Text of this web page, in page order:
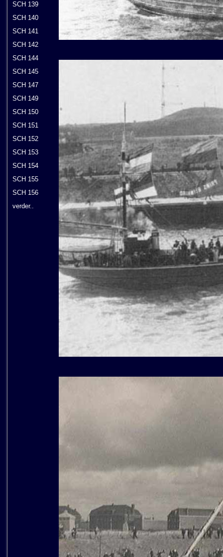
SCH 139
SCH 140
SCH 141
SCH 142
SCH 144
SCH 145
SCH 147
SCH 149
SCH 150
SCH 151
SCH 152
SCH 153
SCH 154
SCH 155
SCH 156
verder..